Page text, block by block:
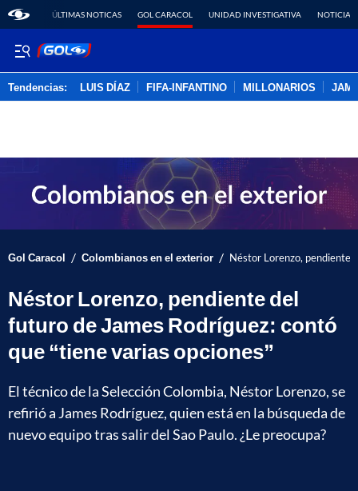
ÚLTIMAS NOTICAS GOL CARACOL UNIDAD INVESTIGATIVA NOTICIAS
Tendencias: LUIS DÍAZ FIFA-INFANTINO MILLONARIOS
Gol Caracol / Colombianos en el exterior / Néstor Lorenzo, pendiente
Néstor Lorenzo, pendiente del
futuro de James Rodríguez: contó
que “tiene varias opciones”
El técnico de la Selección Colombia, Néstor Lorenzo, se
refirió a James Rodríguez, quien está en la búsqueda de
nuevo equipo tras salir del Sao Paulo. ¿Le preocupa?